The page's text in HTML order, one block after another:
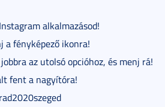
alkalmazásod!
a fényképező ikonra!
az utolsó opcióhoz, és menj rá!
fent a nagyítóra!